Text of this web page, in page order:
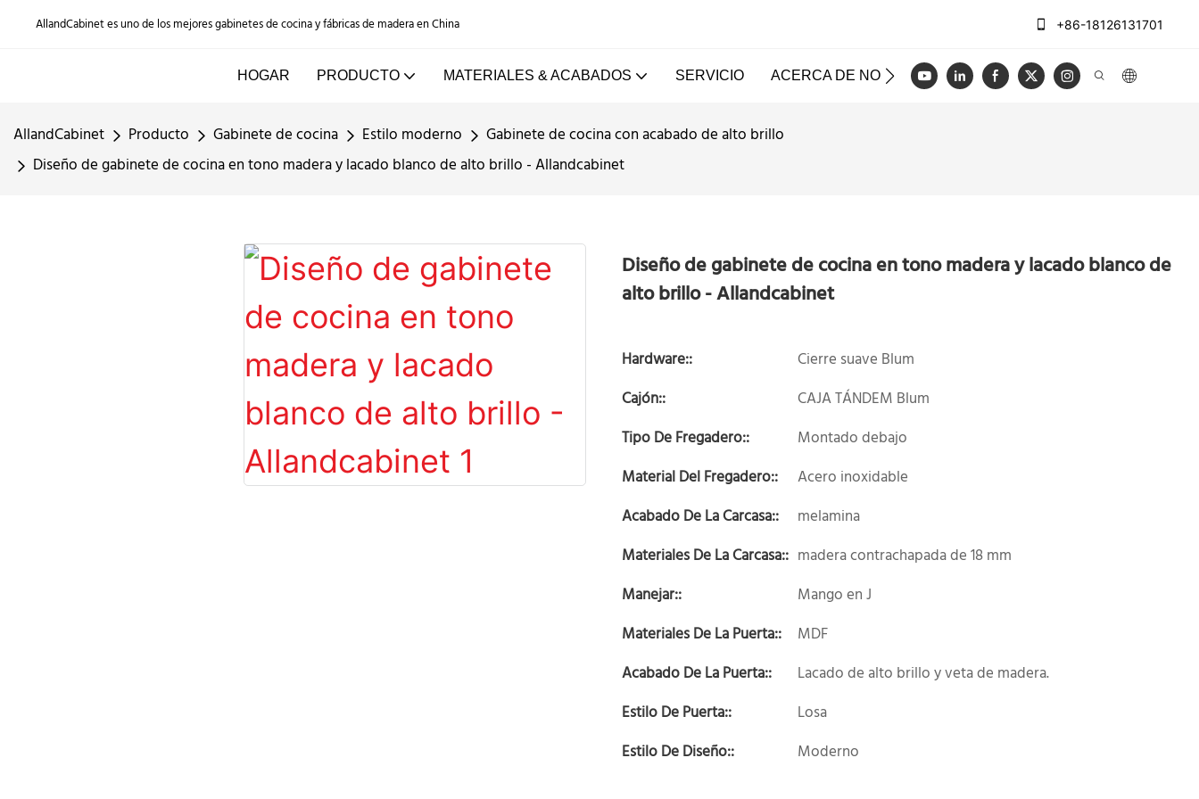
AllandCabinet es uno de los mejores gabinetes de cocina y fábricas de madera en China +86-18126131701
HOGAR PRODUCTO MATERIALES & ACABADOS SERVICIO ACERCA DE NOSOTROS CASOS REGISTRO
AllandCabinet Producto Gabinete de cocina Estilo moderno
Gabinete de cocina con acabado de alto brillo
Diseño de gabinete de cocina en tono madera y lacado blanco de alto brillo - Allandcabinet
Diseño de gabinete de cocina en tono madera y lacado blanco de
alto brillo - Allandcabinet
Hardware::
Cierre suave Blum
Cajón::
CAJA TÁNDEM Blum
Tipo De Fregadero::
Montado debajo
Material Del Fregadero::
Acero inoxidable
Acabado De La Carcasa::
melamina
Materiales De La Carcasa:: madera contrachapada de 18 mm
Manejar::
Mango en J
Materiales De La Puerta::
MDF
Acabado De La Puerta::
Lacado de alto brillo y veta de madera.
Estilo De Puerta::
Losa
Estilo De Diseño::
Moderno